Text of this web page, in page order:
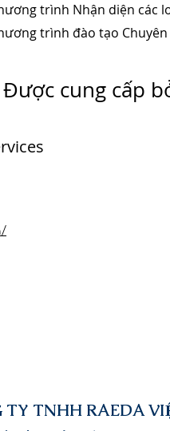
trình Nhận diện các
trình đào tạo
cung cấp
TY TNHH RAEDA